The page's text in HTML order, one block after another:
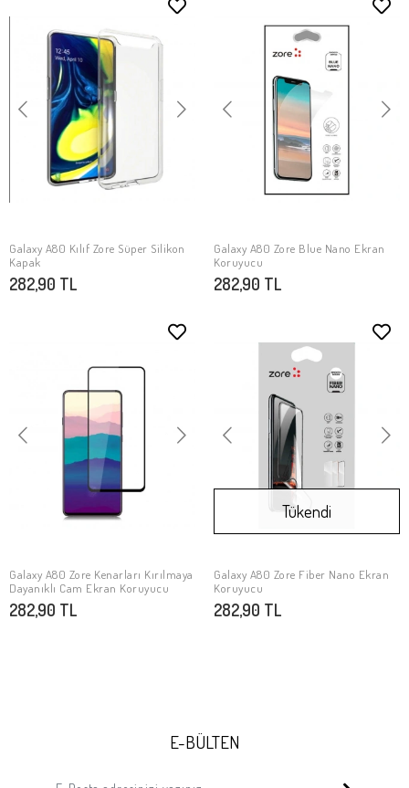
SEPETE EKLE
Galaxy A80 Kılıf Zore Süper Silikon
Kapak
282,90 TL
SEPETE EKLE
Galaxy A80 Zore Blue Nano Ekran
Koruyucu
282,90 TL
SEPETE EKLE
Galaxy A80 Zore Kenarları Kırılmaya
Dayanıklı Cam Ekran Koruyucu
282,90 TL
Stokta Yok
Tükendi
Galaxy A80 Zore Fiber Nano Ekran
Koruyucu
282,90 TL
E-BÜLTEN